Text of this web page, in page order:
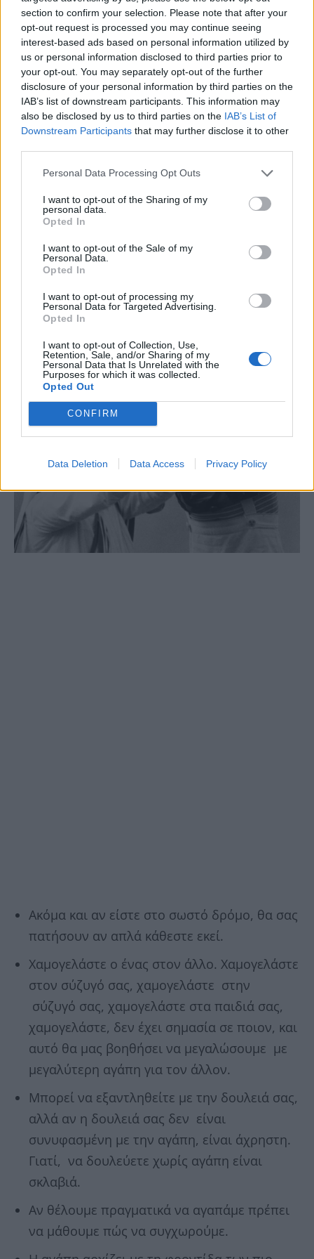
section to confirm your selection. Please note that after your
opt-out request is processed you may continue seeing
interest-based ads based on personal information utilized by
us or personal information disclosed to third parties prior to
your opt-out. You may separately opt-out of the further
disclosure of your personal information by third parties on the
IAB’s list of downstream participants. This information may
also be disclosed by us to third parties on the IAB’s List of
Downstream Participants that may further disclose it to other
Personal Data Processing Opt Outs
I want to opt-out of the Sharing of my
personal data.
Opted In
I want to opt-out of the Sale of my
Personal Data.
Opted In
I want to opt-out of processing my
Personal Data for Targeted Advertising.
Opted In
I want to opt-out of Collection, Use,
Retention, Sale, and/or Sharing of my
Personal Data that Is Unrelated with the
Purposes for which it was collected.
Opted Out
CONFIRM
Data Deletion Data Access Privacy Policy
αγαπάς αυτούς που είναι κοντά σου. Είναι
πιο εύκολο να δώσεις ένα φλιτζάνι ρύζι για
να ανακουφίσεις την πείνα, παρά να
ανακουφίσεις την μοναξιά και τον πόνο
κάποιου αντιπαθή στο σπίτι μας. Φέρτε την
αγάπη στο σπίτι σας γιατί από εκεί είναι που
θα ξεκινήσει η αγάπη μας για τον άλλον.
Τα ευγενικά λόγια μπορεί να είναι σύντομα
είναι πραγματικά ατελείωτη.
Ακόμα και αν είστε στο σωστό δρόμο, θα σας
πατήσουν αν απλά κάθεστε εκεί.
Χαμογελάστε ο ένας στον άλλο. Χαμογελάστε
στον σύζυγό σας, χαμογελάστε στην
σύζυγό σας, χαμογελάστε στα παιδιά σας,
χαμογελάστε, δεν έχει σημασία σε ποιον, και
αυτό θα μας βοηθήσει να μεγαλώσουμε με
μεγαλύτερη αγάπη για τον άλλον.
Μπορεί να εξαντληθείτε με την δουλειά σας,
αλλά αν η δουλειά σας δεν είναι
συνυφασμένη με την αγάπη, είναι άχρηστη.
Γιατί, να δουλεύετε χωρίς αγάπη είναι
σκλαβιά.
Αν θέλουμε πραγματικά να αγαπάμε πρέπει
να μάθουμε πώς να συγχωρούμε.